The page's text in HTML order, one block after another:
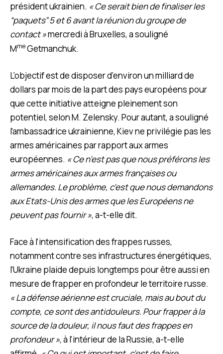
président ukrainien. « Ce serait bien de finaliser les
“paquets” 5 et 6 avant la réunion du groupe de
contact »mercredi à Bruxelles, a souligné
MmeGetmanchuk.
L’objectif est de disposer d’environ un milliard de
dollars par mois de la part des pays européens pour
que cette initiative atteigne pleinement son
potentiel, selon M. Zelensky. Pour autant, a souligné
l’ambassadrice ukrainienne, Kiev ne privilégie pas les
armes américaines par rapport aux armes
européennes. « Ce n’est pas que nous préférons les
armes américaines aux armes françaises ou
allemandes. Le problème, c’est que nous demandons
aux Etats-Unis des armes que les Européens ne
peuvent pas fournir », a-t-elle dit.
Face à l’intensification des frappes russes,
notamment contre ses infrastructures énergétiques,
l’Ukraine plaide depuis longtemps pour être aussi en
mesure de frapper en profondeur le territoire russe.
« La défense aérienne est cruciale, mais au bout du
compte, ce sont des antidouleurs. Pour frapper à la
source de la douleur, il nous faut des frappes en
profondeur », à l’intérieur de la Russie, a-t-elle